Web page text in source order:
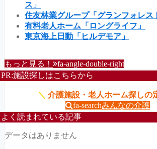
ス」
住友林業グループ「グランフォレス
有料老人ホーム「ロングライフ」
東京海上日動「ヒルデモア」
もっと見る！ fa-angle-double-right
PR:施設探しはこちらから
＼ 介護施設・老人ホーム探しの
fa-searchみんなの介護
よく読まれている記事
データはありません